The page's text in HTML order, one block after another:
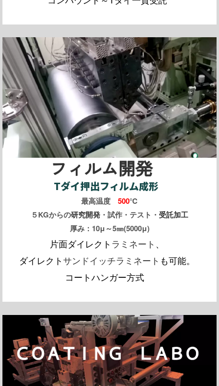
フィルム開発
Tダイ押出フィルム成形
最高温度 500℃
５KGからの研究開発 ・試作・テスト・ 受託加工
厚み：10μ～5㎜(5000μ)
片面ダイレクト ラミネート 、
ダイレクトサンドイッチラミネート も可能。
コートハンガー方式